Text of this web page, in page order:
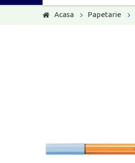
Acasa Papetarie